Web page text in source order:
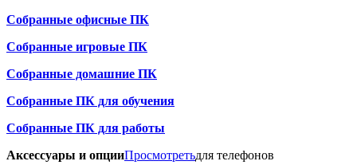
Собранные офисные ПК
Собранные игровые ПК
Собранные домашние ПК
Собранные ПК для обучения
Собранные ПК для работы
Аксессуары и опцииПросмотретьдля телефонов